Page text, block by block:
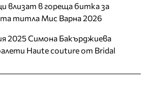
влизат в гореща битка за
титла Мис Варна 2026
2025 Симона Бакърджиева
Haute couture от Bridal